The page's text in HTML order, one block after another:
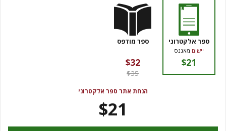
ספר אלקטרוני
יישום מאגנס
$21
ספר מודפס
$32
$35
הנחת אתר ספר אלקטרוני
$21